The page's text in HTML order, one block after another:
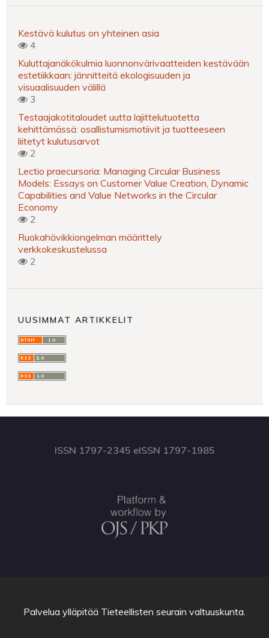
Kestävä kulutus on yhteinen asia
4
Kuluttajanäkökulmia luonnonvärivaatteiden kestävään
estetiikkaan: jännitteitä ekologisuuden ja
visuaalisuuden välillä
3
Testaajakotitaloudet uutta lajittelutuotetta
kehittämässä: osallistumismotiivit ja tuotteeseen
liitetyt kulutusarvot
2
Lectio praecursoria: Managing Circular Business
Models: Essays on Customer Value Creation, Dynamic
Capabilities and Value Networks in the Circular
Economy
2
Ruokahävikkiongelman määrittely
verkkokeskustelussa
2
UUSIMMAT ARTIKKELIT
ISSN 1797-2345 eISSN 1797-1985
Palvelua ylläpitää Tieteellisten seurain valtuuskunta.